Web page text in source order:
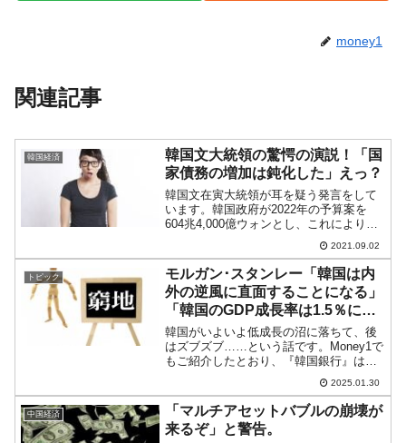
money1
関連記事
韓国経済
韓国文大統領の驚愕の演説！「国
家債務の増加は鈍化した」えっ？
韓国文在寅大統領が耳を疑う発言をして
います。韓国政府が2022年の予算案を
604兆4,000億ウォンとし、これにより政
府債務は「1,068兆3,000億ウォン」（約
101兆4,885億円）に達し、対GDP比は
「50.2％」まで上がります。こ...
2021.09.02
トピック
モルガン･スタンレー「韓国は内
外の逆風に直面することになる」
「韓国のGDP成長率は1.5％にと
どまる」
韓国がいよいよ低成長の沼に落ちて、後
はズブズブ……という話です。Money1で
もご紹介したとおり、『韓国銀行』は
2025年のGDP成長率の予測を「1.6～
1.7％」としました（従来の1.9％から下
方修正）。2025年01月23日、世界的金
融...
2025.01.30
中国経済
「マルチアセットバブルの崩壊が
来るぞ」と警告。